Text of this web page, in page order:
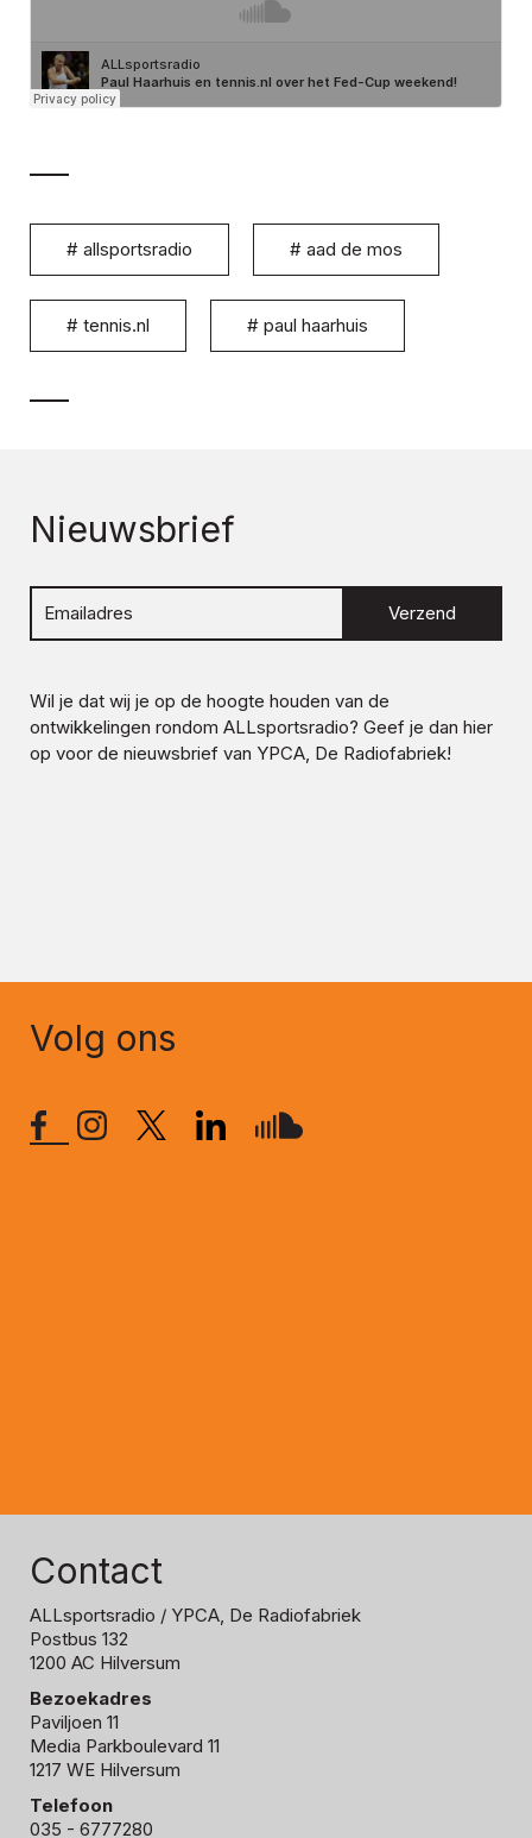
# allsportsradio # aad de mos
# tennis.nl # paul haarhuis
Nieuwsbrief
Verzend
Wil je dat wij je op de hoogte houden van de
ontwikkelingen rondom ALLsportsradio? Geef je dan hier
op voor de nieuwsbrief van YPCA, De Radiofabriek!
Volg ons
Contact
ALLsportsradio / YPCA, De Radiofabriek
Postbus 132
1200 AC Hilversum
Bezoekadres
Paviljoen 11
Media Parkboulevard 11
1217 WE Hilversum
Telefoon
035 - 6777280